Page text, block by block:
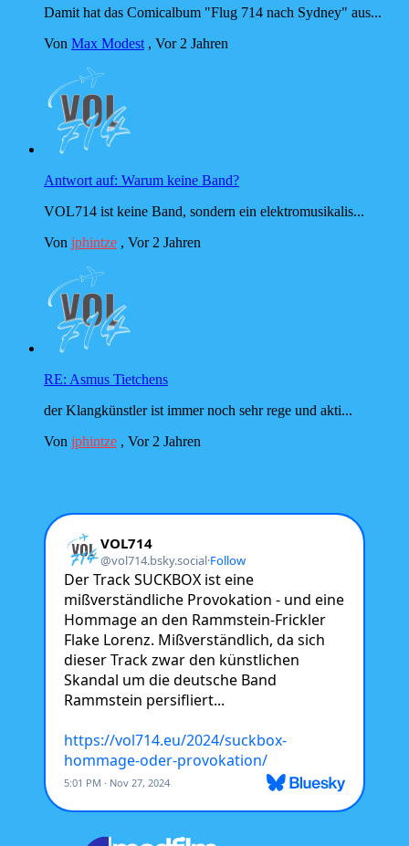
Damit hat das Comicalbum "Flug 714 nach Sydney" aus...
Von Max Modest , Vor 2 Jahren
Antwort auf: Warum keine Band?
VOL714 ist keine Band, sondern ein elektromusikalis...
Von jphintze , Vor 2 Jahren
RE: Asmus Tietchens
der Klangkünstler ist immer noch sehr rege und akti...
Von jphintze , Vor 2 Jahren